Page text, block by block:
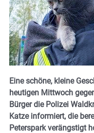
Eine schöne, kleine
heutigen Mittwoch
Bürger die Polizei
Katze informiert, die
Peterspark verängstigt